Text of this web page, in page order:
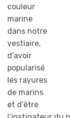
couleur
marine
dans notre
vestiaire,
d’avoir
popularisé
les rayures
de marins
et d’être